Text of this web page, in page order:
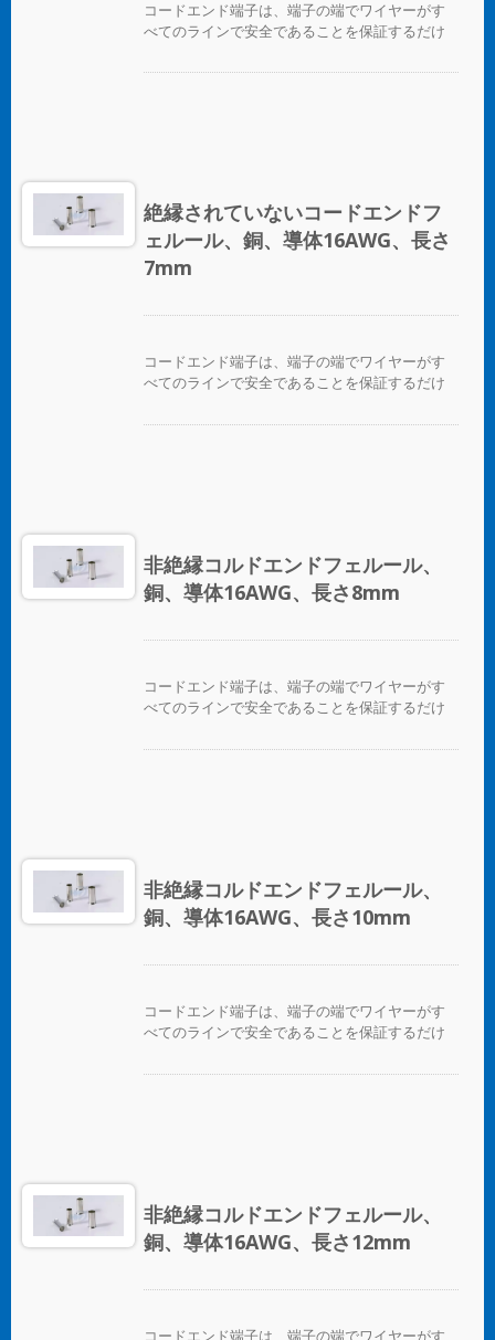
コードエンド端子は、端子の端でワイヤーがす
べてのラインで安全であることを保証するだけ
を提供します。
絶縁されていないコードエンドフ
ェルール、銅、導体16AWG、長さ
7mm
コードエンド端子は、端子の端でワイヤーがす
べてのラインで安全であることを保証するだけ
を提供します。
非絶縁コルドエンドフェルール、
銅、導体16AWG、長さ8mm
コードエンド端子は、端子の端でワイヤーがす
べてのラインで安全であることを保証するだけ
を提供します。
非絶縁コルドエンドフェルール、
銅、導体16AWG、長さ10mm
コードエンド端子は、端子の端でワイヤーがす
べてのラインで安全であることを保証するだけ
を提供します。
非絶縁コルドエンドフェルール、
銅、導体16AWG、長さ12mm
コードエンド端子は、端子の端でワイヤーがす